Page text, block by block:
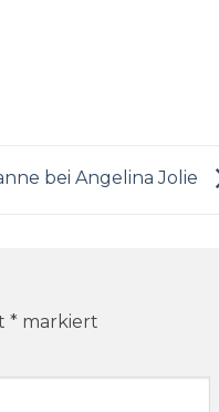
bei Angelina Jolie
* markiert